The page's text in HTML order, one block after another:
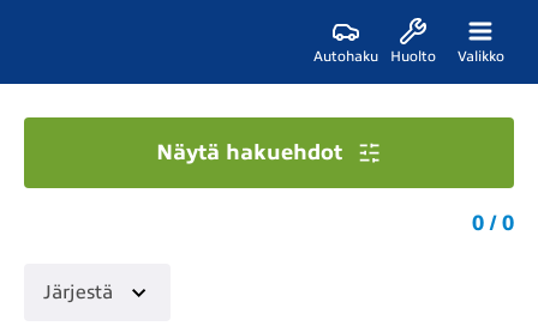
Autohaku Huolto Valikko
Näytä hakuehdot
0 / 0
Järjestä